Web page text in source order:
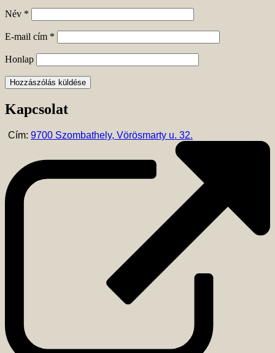
Név *
E-mail cím *
Honlap
Kapcsolat
Cím: 9700 Szombathely, Vörösmarty u. 32.